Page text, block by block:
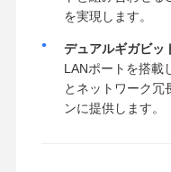
を実現します。
デュアルギガビッ
LANポートを搭載
とネットワーク冗
ンに提供します。